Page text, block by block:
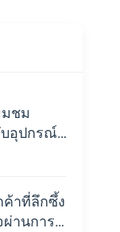
มชม
บอุปกรณ์
ซต์ของผู้
ค้าที่ลึกซึ้ง
ผ่านการ